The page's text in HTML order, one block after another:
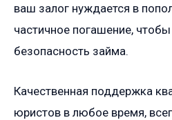
ваш залог нуждается в
частичное погашение, чтобы
безопасность займа.
Качественная поддержка
юристов в любое время,